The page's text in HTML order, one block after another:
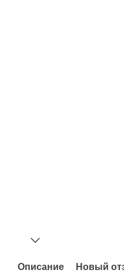
Описание Новый